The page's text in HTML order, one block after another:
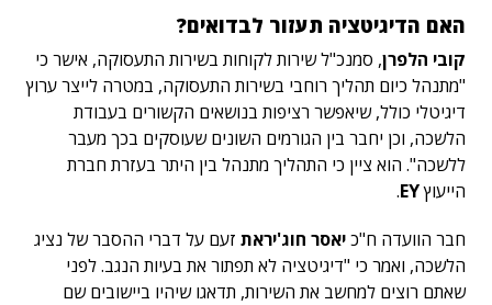
האם הדיגיטציה תעזור לבדואים?
קובי הלפרן, סמנכ"ל שירות לקוחות בשירות התעסוקה, אישר כי
"מתנהל כיום תהליך רוחבי בשירות התעסוקה, במטרה לייצר ערוץ
דיגיטלי כולל, שיאפשר רציפות בנושאים הקשורים בעבודת
הלשכה, וכן יחבר בין הגורמים השונים שעוסקים בכך מעבר
ללשכה". הוא ציין כי התהליך מתנהל בין היתר בעזרת חברת
הייעוץEY
.
חבר הוועדה ח"כיאסר חוג'יראת זעם על דברי ההסבר של נציג
הלשכה, ואמר כי "דיגיטציה לא תפתור את בעיות הנגב. לפני
שאתם רוצים למחשב את השירות, תדאגו שיהיו ביישובים שם